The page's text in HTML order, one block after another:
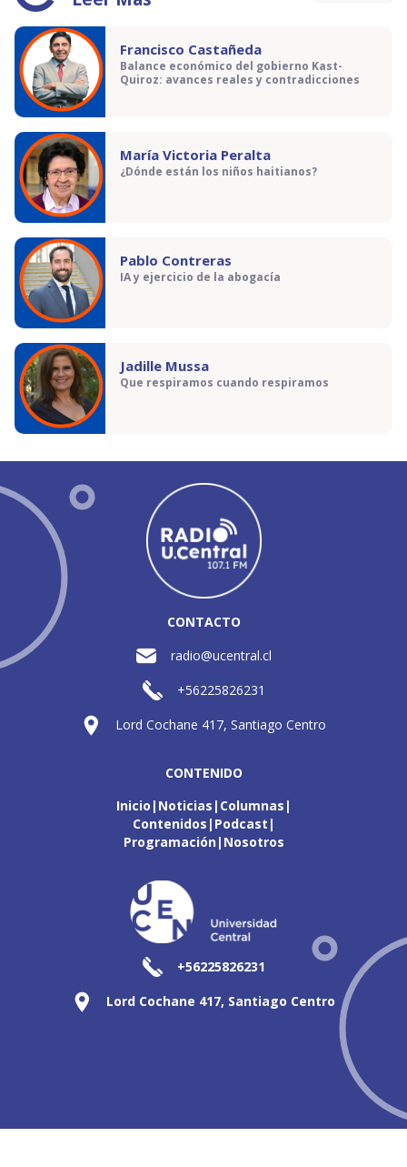
Francisco Castañeda
Balance económico del gobierno Kast-
Quiroz: avances reales y contradicciones
María Victoria Peralta
¿Dónde están los niños haitianos?
Pablo Contreras
IA y ejercicio de la abogacía
Jadille Mussa
Que respiramos cuando respiramos
CONTACTO
radio@ucentral.cl
+56225826231
Lord Cochane 417, Santiago Centro
CONTENIDO
Inicio Noticias Columnas
Contenidos Podcast
Programación Nosotros
+56225826231
Lord Cochane 417, Santiago Centro